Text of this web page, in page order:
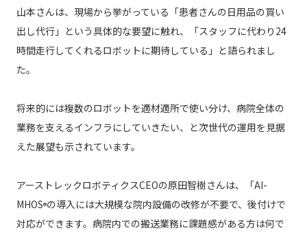
山本さんは、現場から挙がっている「患者さんの日用品の買い
出し代行」という具体的な要望に触れ、「スタッフに代わり24
時間走行してくれるロボットに期待している」と語られまし
た。
将来的には複数のロボットを適材適所で使い分け、病院全体の
業務を支えるインフラにしていきたい、と次世代の運用を見据
えた展望も示されています。
アーストレックロボティクスCEOの原田智樹さんは、「AI-
MHOS®の導入には大規模な院内設備の改修が不要で、後付けで
対応ができます。病院内での搬送業務に課題感がある方は何で